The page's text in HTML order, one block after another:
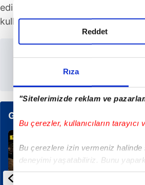
Rıza
"Sitelerimizde reklam ve
Bu çerezler, kullanıcıların tarayıcı
Bu çerezlere izin vermeniz
deneyimi yaşatabiliriz. Bunu
içerikleri sunabilmek adına
Reddet
edilen gelir hiçbir kar gütmeden
kullandı.
Günün Manşetleri